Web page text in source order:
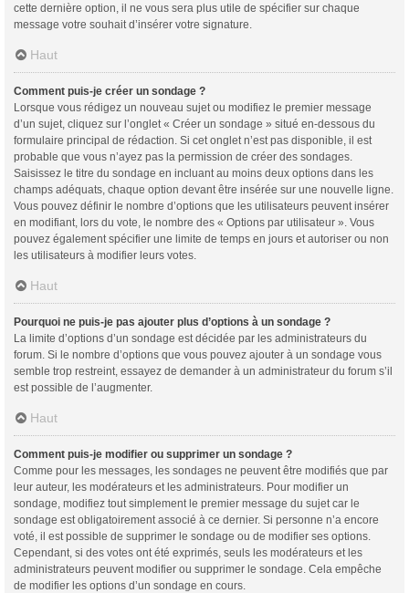
cette dernière option, il ne vous sera plus utile de spécifier sur chaque
message votre souhait d’insérer votre signature.
Haut
Comment puis-je créer un sondage ?
Lorsque vous rédigez un nouveau sujet ou modifiez le premier message
d’un sujet, cliquez sur l’onglet « Créer un sondage » situé en-dessous du
formulaire principal de rédaction. Si cet onglet n’est pas disponible, il est
probable que vous n’ayez pas la permission de créer des sondages.
Saisissez le titre du sondage en incluant au moins deux options dans les
champs adéquats, chaque option devant être insérée sur une nouvelle ligne.
Vous pouvez définir le nombre d’options que les utilisateurs peuvent insérer
en modifiant, lors du vote, le nombre des « Options par utilisateur ». Vous
pouvez également spécifier une limite de temps en jours et autoriser ou non
les utilisateurs à modifier leurs votes.
Haut
Pourquoi ne puis-je pas ajouter plus d’options à un sondage ?
La limite d’options d’un sondage est décidée par les administrateurs du
forum. Si le nombre d’options que vous pouvez ajouter à un sondage vous
semble trop restreint, essayez de demander à un administrateur du forum s’il
est possible de l’augmenter.
Haut
Comment puis-je modifier ou supprimer un sondage ?
Comme pour les messages, les sondages ne peuvent être modifiés que par
leur auteur, les modérateurs et les administrateurs. Pour modifier un
sondage, modifiez tout simplement le premier message du sujet car le
sondage est obligatoirement associé à ce dernier. Si personne n’a encore
voté, il est possible de supprimer le sondage ou de modifier ses options.
Cependant, si des votes ont été exprimés, seuls les modérateurs et les
administrateurs peuvent modifier ou supprimer le sondage. Cela empêche
de modifier les options d’un sondage en cours.